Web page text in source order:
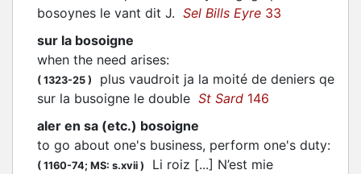
bosoynes le vant dit J. Sel Bills Eyre 33
sur la bosoigne
when the need arises:
( 1323-25 )
plus vaudroit ja la moité de deniers qe
sur la busoigne le double St Sard 146
aler en sa (etc.) bosoigne
to go about one's business, perform one's duty:
( 1160-74; MS: s.xvii )
Li roiz [...] N’est mie